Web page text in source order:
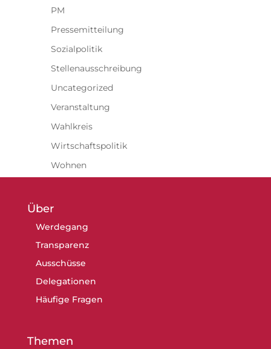
PM
Pressemitteilung
Sozialpolitik
Stellenausschreibung
Uncategorized
Veranstaltung
Wahlkreis
Wirtschaftspolitik
Wohnen
Über
Werdegang
Transparenz
Ausschüsse
Delegationen
Häufige Fragen
Themen